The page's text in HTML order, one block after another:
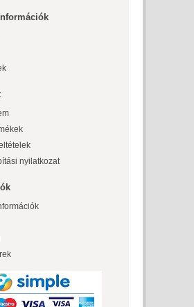
nyilatkozat